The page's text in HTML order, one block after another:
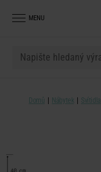
MENU
Domů Nábytek Svítidla